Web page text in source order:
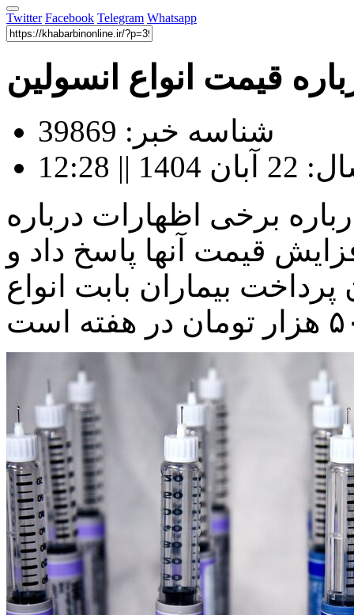
Twitter Facebook Telegram Whatsapp
قیمت انواع انسولین
شناسه خبر: 39869
12:28
برخی اظهارات درباره
قیمت آنها پاسخ داد و
بیماران بابت انواع